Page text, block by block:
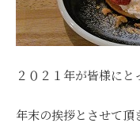
２０２１年が皆様にと
年末の挨拶とさせて頂